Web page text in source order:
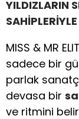
YILDIZLARIN
MISS & MR
sadece bir
parlak
devasa bir
ve ritmini